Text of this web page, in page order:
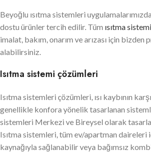
Beyoğlu ısıtma sistemleri
dostu ürünler tercih edilir. Tüm ısıtma
imalat, bakım, onarım ve arızası için
alabilirsiniz.
Isıtma sistemi çözümleri
Isıtma sistemleri çözümleri, ısı kaybının
genellikle konfora yönelik tasarlanan
sistemleri Merkezi ve Bireysel olarak
Isıtma sistemleri, tüm ev/apartman daireleri
kaynağıyla sağlanabilir veya bağımsız